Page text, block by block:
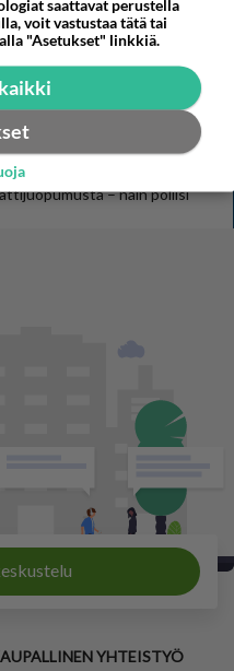
Italiassa: ”Äärimmäinen helle”
– näin poliisi
YHTEISTYÖ
saattavat perustella
voit vastustaa tätä tai
"Asetukset" linkkiä.